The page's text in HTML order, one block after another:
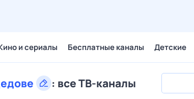
и сериалы Бесплатные каналы Детские
: все ТВ-каналы